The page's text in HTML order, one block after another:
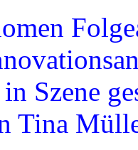
Szene
Tina